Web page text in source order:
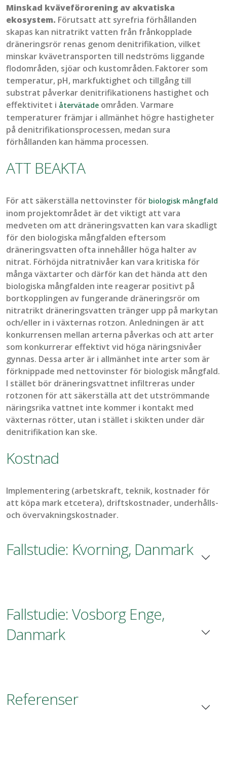
Minskad kväveförorening av akvatiska
ekosystem. Förutsatt att syrefria förhållanden
skapas kan nitratrikt vatten från frånkopplade
dräneringsrör renas genom denitrifikation,vilket
minskar kvävetransporten till nedströms liggande
flodområden, sjöar och kustområden.Faktorer som
temperatur, pH, markfuktighet och tillgång till
substrat påverkar denitrifikationens hastighet och
effektivitet i återvätade områden. Varmare
temperaturer främjar i allmänhet högre hastigheter
på denitrifikationsprocessen, medan sura
förhållanden kan hämma processen.
ATT BEAKTA
För att säkerställa nettovinster för biologisk mångfald
inom projektområdet är det viktigt att vara
medveten om att dräneringsvatten kan vara skadligt
för den biologiska mångfalden eftersom
dräneringsvatten ofta innehåller höga halter av
nitrat. Förhöjda nitratnivåer kan vara kritiska för
många växtarter och därför kan det hända att den
biologiska mångfalden inte reagerar positivt på
bortkopplingen av fungerande dräneringsrör om
nitratrikt dräneringsvatten tränger upp på markytan
och/eller in i växternas rotzon. Anledningen är att
konkurrensen mellan arterna påverkas och att arter
som konkurrerar effektivt vid höga näringsnivåer
gynnas. Dessa arter är i allmänhet inte arter som är
förknippade med nettovinster för biologisk mångfald.
I stället bör dräneringsvattnet infiltreras under
rotzonen för att säkerställa att det utströmmande
näringsrika vattnet inte kommer i kontakt med
växternas rötter, utan i stället i skikten under där
denitrifikation kan ske.
Kostnad
Implementering (arbetskraft, teknik, kostnader för
att köpa mark etcetera), driftskostnader, underhålls-
och övervakningskostnader.
Fallstudie: Kvorning, Danmark
Fallstudie: Vosborg Enge,
Danmark
Referenser